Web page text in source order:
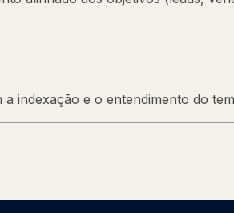
indexação e o entendimento do